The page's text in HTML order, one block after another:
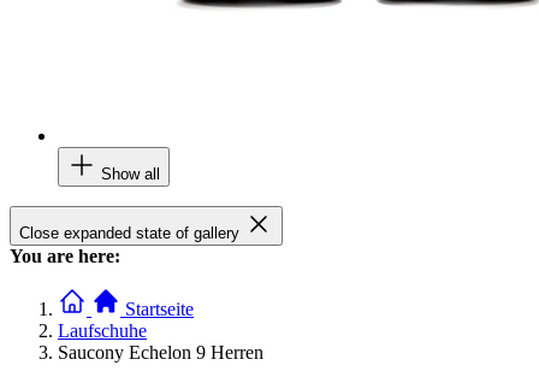
Show all
Close expanded state of gallery
You are here:
Startseite
Laufschuhe
Saucony Echelon 9 Herren